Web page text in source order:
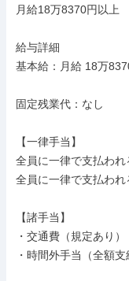
月給18万8370円以上
給与詳細
基本給：月給 18万
固定残業代：なし
【一律手当】
全員に一律で支払わ
全員に一律で支払わ
【諸手当】
・交通費（規定あり）
・時間外手当（全額支